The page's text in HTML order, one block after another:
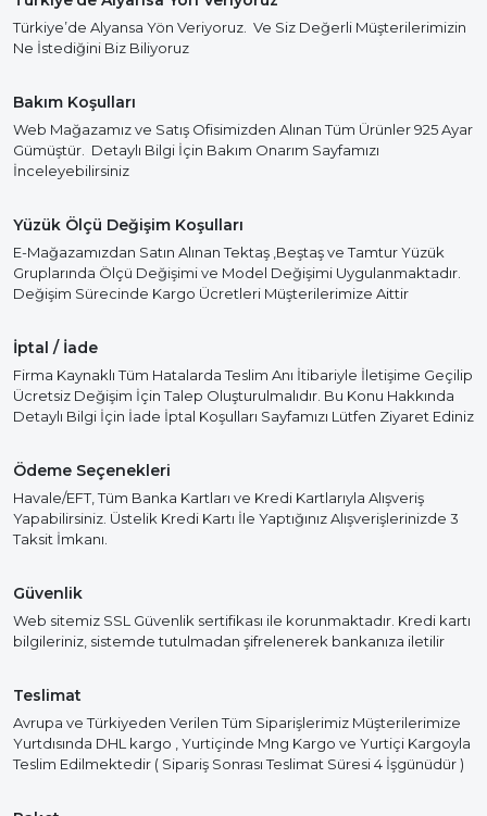
Türkiye’de Alyansa Yön Veriyoruz. Ve Siz Değerli Müşterilerimizin
Ne İstediğini Biz Biliyoruz
Bakım Koşulları
Web Mağazamız ve Satış Ofisimizden Alınan Tüm Ürünler 925 Ayar
Gümüştür. Detaylı Bilgi İçin Bakım Onarım Sayfamızı
İnceleyebilirsiniz
Yüzük Ölçü Değişim Koşulları
E-Mağazamızdan Satın Alınan Tektaş ,Beştaş ve Tamtur Yüzük
Gruplarında Ölçü Değişimi ve Model Değişimi Uygulanmaktadır.
Değişim Sürecinde Kargo Ücretleri Müşterilerimize Aittir
İptal / İade
Firma Kaynaklı Tüm Hatalarda Teslim Anı İtibariyle İletişime Geçilip
Ücretsiz Değişim İçin Talep Oluşturulmalıdır. Bu Konu Hakkında
Detaylı Bilgi İçin İade İptal Koşulları Sayfamızı Lütfen Ziyaret Ediniz
Ödeme Seçenekleri
Havale/EFT, Tüm Banka Kartları ve Kredi Kartlarıyla Alışveriş
Yapabilirsiniz. Üstelik Kredi Kartı İle Yaptığınız Alışverişlerinizde 3
Taksit İmkanı.
Güvenlik
Web sitemiz SSL Güvenlik sertifikası ile korunmaktadır. Kredi kartı
bilgileriniz, sistemde tutulmadan şifrelenerek bankanıza iletilir
Teslimat
Avrupa ve Türkiyeden Verilen Tüm Siparişlerimiz Müşterilerimize
Yurtdısında DHL kargo , Yurtiçinde Mng Kargo ve Yurtiçi Kargoyla
Teslim Edilmektedir ( Sipariş Sonrası Teslimat Süresi 4 İşgünüdür )